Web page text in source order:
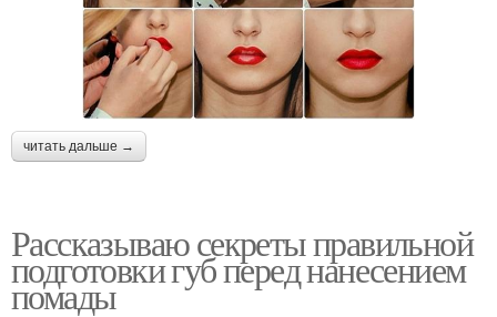
читать дальше →
Рассказываю секреты правильной
подготовки губ перед нанесением
помады